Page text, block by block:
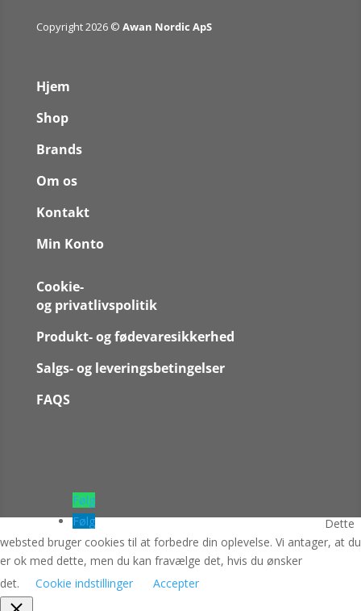
Copyright 2026 © Awan Nordic ApS
Hjem
Shop
Brands
Om os
Kontakt
Min Konto
Cookie-
og privatlivspolitik
Produkt- og fødevaresikkerhed
Salgs- og leveringsbetingelser
FAQS
Følg
Følg
Dette
websted bruger cookies til at forbedre din oplevelse. Vi antager, at du
er ok med dette, men du kan fravælge det, hvis du ønsker
det.
Cookie indstillinger Accepter